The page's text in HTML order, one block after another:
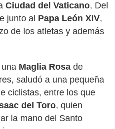
Ciudad del Vaticano, Del
junto al Papa León XIV,
de los atletas y además
Maglia Rosa de
saludó a una pequeña
ciclistas, entre los que
del Toro, quien
la mano del Santo